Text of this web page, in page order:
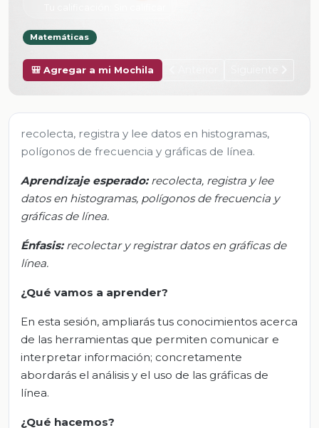
Matemáticas
🎒 Agregar a mi Mochila
recolecta, registra y lee datos en histogramas,
polígonos de frecuencia y gráficas de línea.
Aprendizaje esperado:recolecta, registra y lee
datos en histogramas, polígonos de frecuencia y
gráficas de línea.
Énfasis:recolectar y registrar datos en gráficas de
línea.
¿Qué vamos a aprender?
En esta sesión, ampliarás tus conocimientos acerca
de las herramientas que permiten comunicar e
interpretar información; concretamente
abordarás el análisis y el uso de las gráficas de
línea.
¿Qué hacemos?